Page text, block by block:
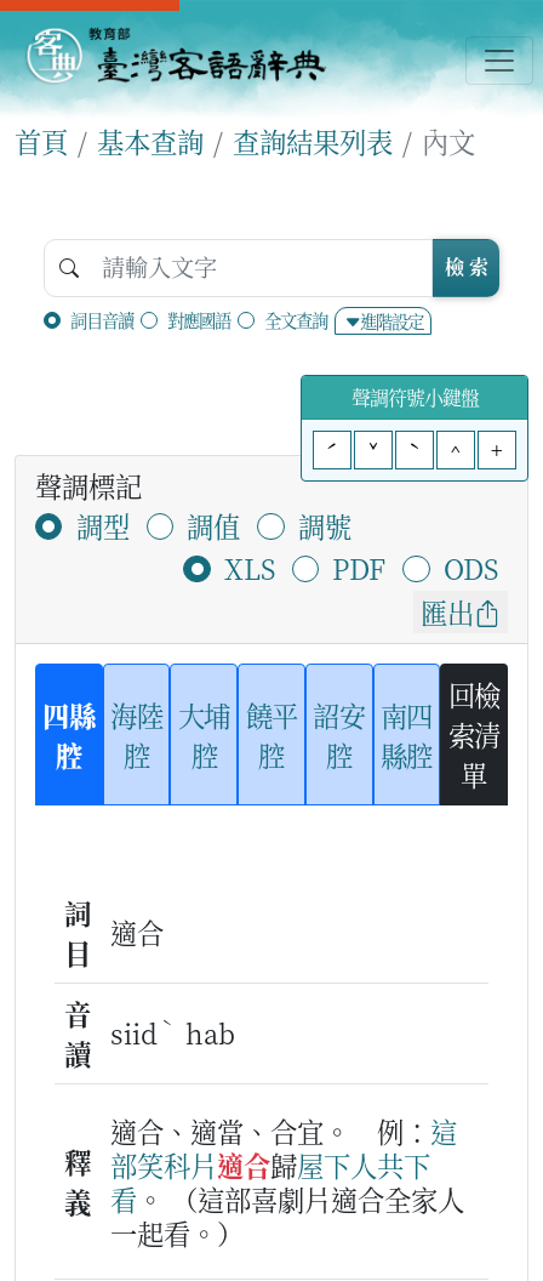
首頁 基本查詢 查詢結果列表 內文
詞目音讀 對應國語 全文查詢 進階設定
檢 索
聲調符號小鍵盤
ˊ
ˇ ˋ ^ +
聲調標記
調型
調值
調號
XLS
PDF
ODS
匯出
四縣
腔
海陸
腔
大埔
腔
饒平
腔
詔安
腔
南四
縣腔
回檢
索清
單
詞
目
適合
音
讀
siid ˋ hab
釋
義
適合、適當、合宜。 例： 這
部笑科片適合歸屋下人共下
看 。
（這部喜劇片適合全家人
一起看。）